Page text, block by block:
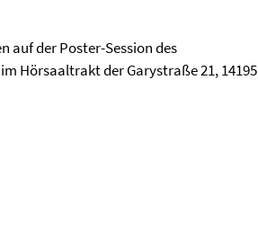
auf der Poster-Session des
Hörsaaltrakt der Garystraße 21, 14195